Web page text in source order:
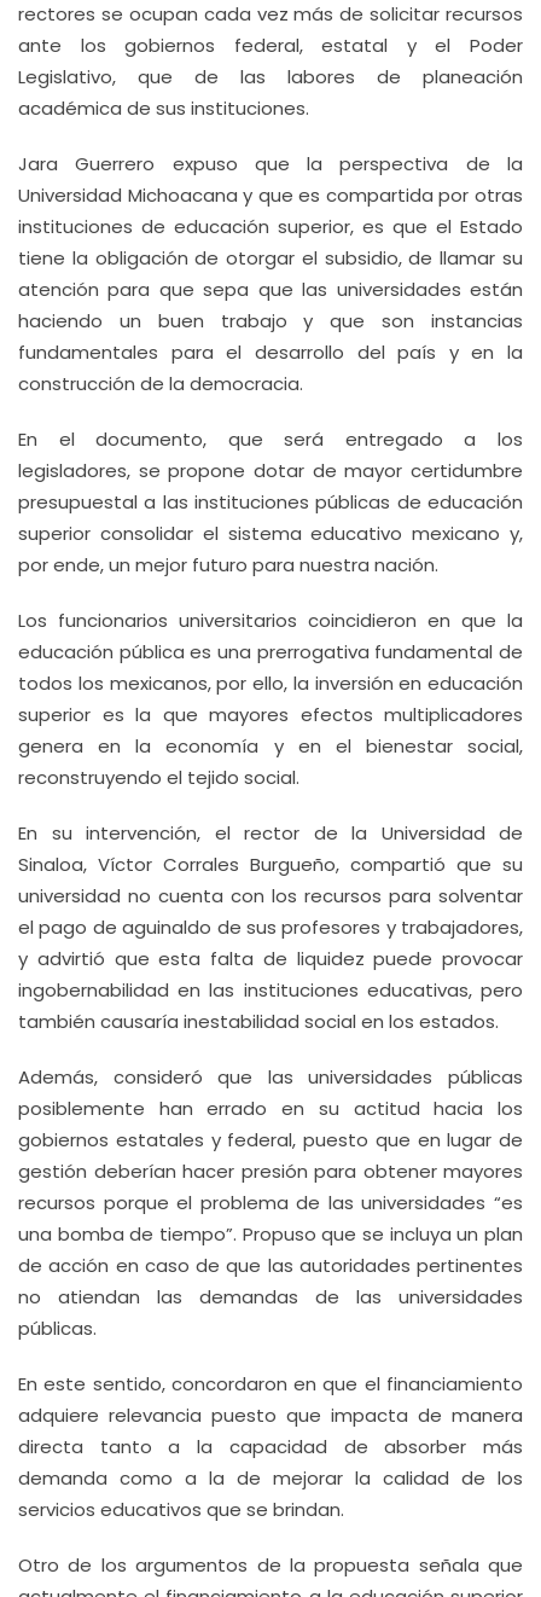
rectores se ocupan cada vez más de solicitar recursos
ante los gobiernos federal, estatal y el Poder
Legislativo, que de las labores de planeación
académica de sus instituciones.
Jara Guerrero expuso que la perspectiva de la
Universidad Michoacana y que es compartida por otras
instituciones de educación superior, es que el Estado
tiene la obligación de otorgar el subsidio, de llamar su
atención para que sepa que las universidades están
haciendo un buen trabajo y que son instancias
fundamentales para el desarrollo del país y en la
construcción de la democracia.
En el documento, que será entregado a los
legisladores, se propone dotar de mayor certidumbre
presupuestal a las instituciones públicas de educación
superior consolidar el sistema educativo mexicano y,
por ende, un mejor futuro para nuestra nación.
Los funcionarios universitarios coincidieron en que la
educación pública es una prerrogativa fundamental de
todos los mexicanos, por ello, la inversión en educación
superior es la que mayores efectos multiplicadores
genera en la economía y en el bienestar social,
reconstruyendo el tejido social.
En su intervención, el rector de la Universidad de
Sinaloa, Víctor Corrales Burgueño, compartió que su
universidad no cuenta con los recursos para solventar
el pago de aguinaldo de sus profesores y trabajadores,
y advirtió que esta falta de liquidez puede provocar
ingobernabilidad en las instituciones educativas, pero
también causaría inestabilidad social en los estados.
Además, consideró que las universidades públicas
posiblemente han errado en su actitud hacia los
gobiernos estatales y federal, puesto que en lugar de
gestión deberían hacer presión para obtener mayores
recursos porque el problema de las universidades “es
una bomba de tiempo”. Propuso que se incluya un plan
de acción en caso de que las autoridades pertinentes
no atiendan las demandas de las universidades
públicas.
En este sentido, concordaron en que el financiamiento
adquiere relevancia puesto que impacta de manera
directa tanto a la capacidad de absorber más
demanda como a la de mejorar la calidad de los
servicios educativos que se brindan.
Otro de los argumentos de la propuesta señala que